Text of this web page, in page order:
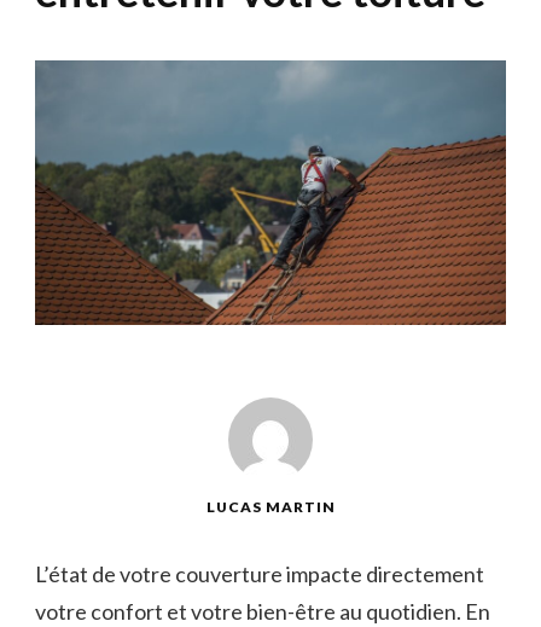
LUCAS MARTIN
L’état de votre couverture impacte directement
votre confort et votre bien-être au quotidien. En